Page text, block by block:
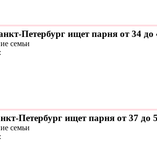
Петербург ищет парня от 34 до
семьи
Петербург ищет парня от 37 до
семьи